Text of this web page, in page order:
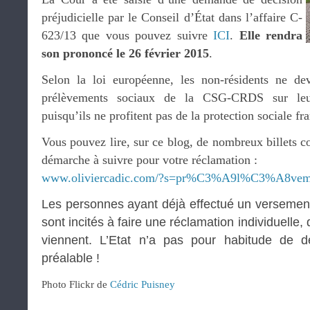
préjudicielle par le Conseil d’État dans l’affaire C-
623/13 que vous pouvez suivreICI. Elle rendra
son prononcé le 26 février 2015.
Selon la loi européenne, les non-résidents ne
prélèvements sociaux de la CSG-CRDS sur
puisqu’ils ne profitent pas de la protection sociale
Vous pouvez lire, sur ce blog, de nombreux billets
démarche à suivre pour votre réclamation :
www.oliviercadic.com/
Les personnes ayant déjà effectué un
sont incités à faire une réclamation individuelle,
viennent. L’Etat n’a pas pour habitude de
préalable !
Photo Flickr de Cédric Puisney